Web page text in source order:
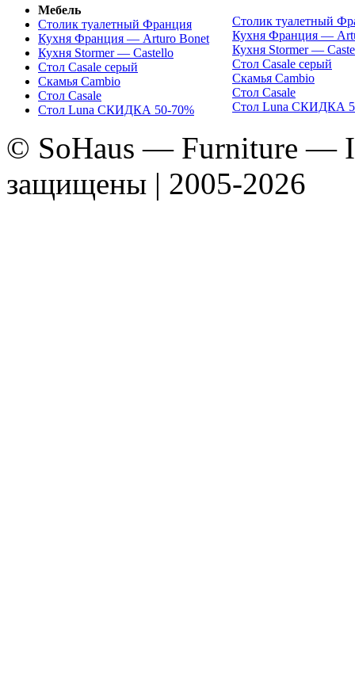
Мебель
Столик туалетный Франция
Кухня Франция — Arturo Bonet
Кухня Stormer — Castello
Стол Casale серый
Скамья Cambio
Стол Casale
Стол Luna СКИДКА 50-70%
Столик туалетный
Кухня Франция —
Кухня Stormer —
Стол Casale серый
Скамья Cambio
Стол Casale
Стол Luna СКИДКА
© SoHaus — Furniture —
защищены | 2005-2026